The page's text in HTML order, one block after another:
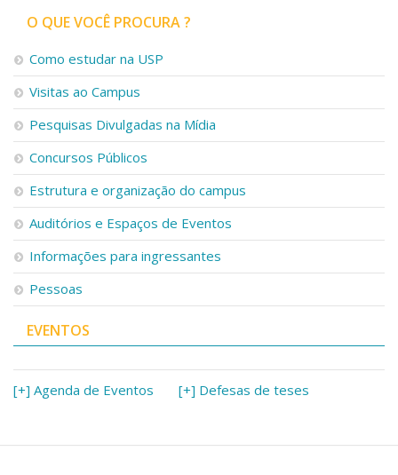
O QUE VOCÊ PROCURA ?
Como estudar na USP
Visitas ao Campus
Pesquisas Divulgadas na Mídia
Concursos Públicos
Estrutura e organização do campus
Auditórios e Espaços de Eventos
Informações para ingressantes
Pessoas
EVENTOS
[+] Agenda de Eventos [+] Defesas de teses